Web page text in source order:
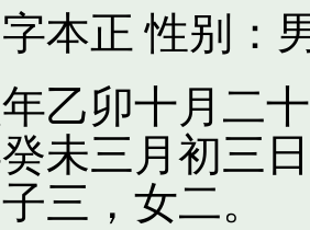
本正 性别：
乙卯十月二
未三月初三
三，女二。